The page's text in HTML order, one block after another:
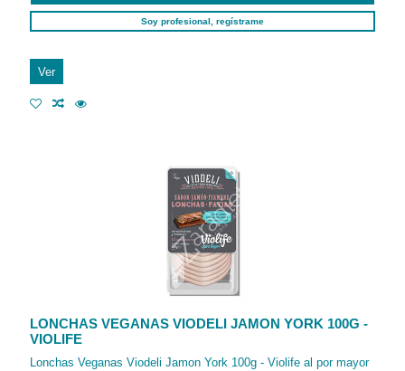
Soy profesional, regístrame
Ver
LONCHAS VEGANAS VIODELI JAMON YORK 100G -
VIOLIFE
Lonchas Veganas Viodeli Jamon York 100g - Violife al por mayor